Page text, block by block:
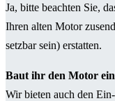
Ja, bitte beachten Sie,
Ihren alten Motor
setzbar sein) erstatten.
Baut ihr den Motor
Wir bieten auch den